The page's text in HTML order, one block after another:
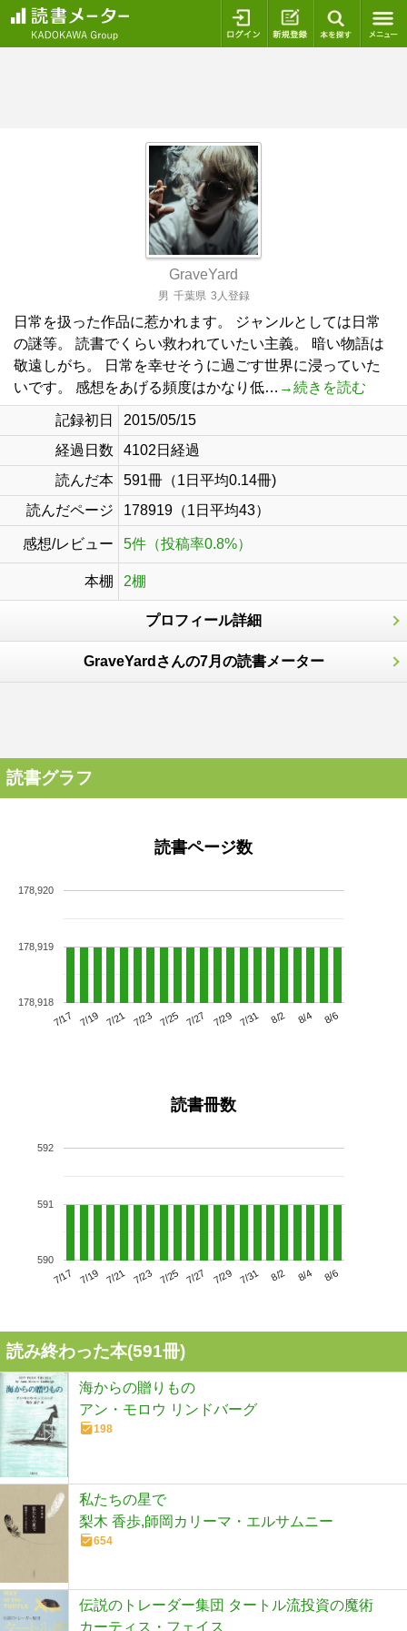
ログイン 新規登録
GraveYard
男 千葉県 3人登録
日常を扱った作品に惹かれます。 ジャンルとしては日常
の謎等。 読書でくらい救われていたい主義。 暗い物語は
敬遠しがち。 日常を幸せそうに過ごす世界に浸っていた
いです。 感想をあげる頻度はかなり低… →続きを読む
記録初日
2015/05/15
経過日数
4102日経過
読んだ本
591冊（1日平均0.14冊)
読んだページ
178919（1日平均43）
感想/レビュー 5件（投稿率0.8%）
本棚 2棚
プロフィール詳細
GraveYardさんの7月の読書メーター
読書グラフ
読書ページ数
7/17 7/19 7/21 7/23 7/25 7/27 7/29 7/31 8/2 8/4 8/6
178,918
178,919
178,920
読書冊数
7/17 7/19 7/21 7/23 7/25 7/27 7/29 7/31 8/2 8/4 8/6
590
591
592
読み終わった本(591冊)
海からの贈りもの
アン・モロウ リンドバーグ
198
私たちの星で
梨木 香歩,師岡カリーマ・エルサムニー
654
伝説のトレーダー集団 タートル流投資の魔術
カーティス・フェイス